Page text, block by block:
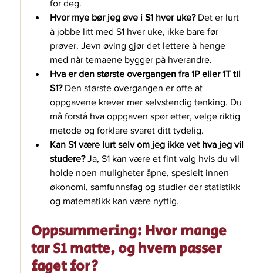
for deg.
Hvor mye bør jeg øve i S1 hver uke? Det er lurt
å jobbe litt med S1 hver uke, ikke bare før
prøver. Jevn øving gjør det lettere å henge
med når temaene bygger på hverandre.
Hva er den største overgangen fra 1P eller 1T til
S1? Den største overgangen er ofte at
oppgavene krever mer selvstendig tenking. Du
må forstå hva oppgaven spør etter, velge riktig
metode og forklare svaret ditt tydelig.
Kan S1 være lurt selv om jeg ikke vet hva jeg vil
studere? Ja, S1 kan være et fint valg hvis du vil
holde noen muligheter åpne, spesielt innen
økonomi, samfunnsfag og studier der statistikk
og matematikk kan være nyttig.
Oppsummering: Hvor mange
tar S1 matte, og hvem passer
faget for?